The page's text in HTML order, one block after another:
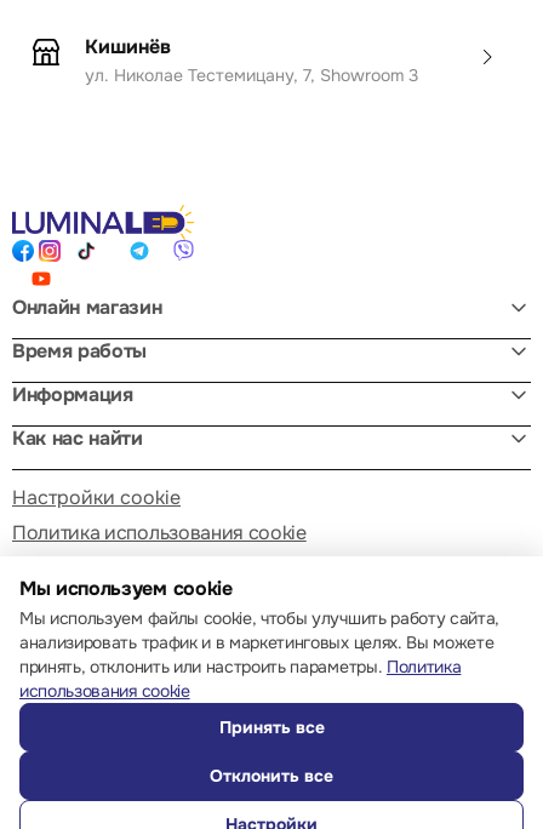
Кишинёв
ул. Николае Тестемицану, 7, Showroom 3
Онлайн магазин
Время работы
Информация
Как нас найти
Настройки cookie
Политика использования cookie
© 2013 – 2026 ECOM
Мы используем cookie
Мы используем файлы cookie, чтобы улучшить работу сайта,
анализировать трафик и в маркетинговых целях. Вы можете
принять, отклонить или настроить параметры. Политика
использования cookie
Принять все
Отклонить все
Настройки